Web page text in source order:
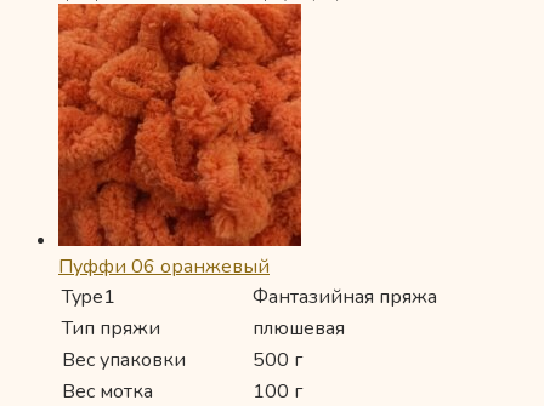
Пуффи 06 оранжевый
Type1
Фантазийная пряжа
Тип пряжи
плюшевая
Вес упаковки
500 г
Вес мотка
100 г